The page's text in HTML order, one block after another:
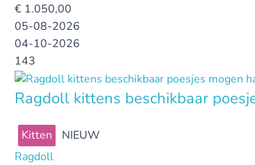
€ 1.050,00
05-08-2026
04-10-2026
143
Ragdoll kittens beschikbaar
Kitten
NIEUW
Ragdoll